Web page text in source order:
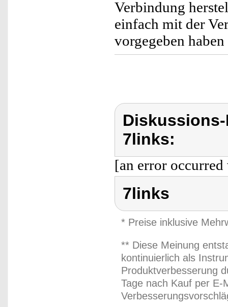
Verbindung
einfach mit der
vorgegeben
7links:
[an error
7links
* Preise inklusive
** Diese Meinung
kontinuierlich als
Produktverbesserung
Tage nach Kauf per E-